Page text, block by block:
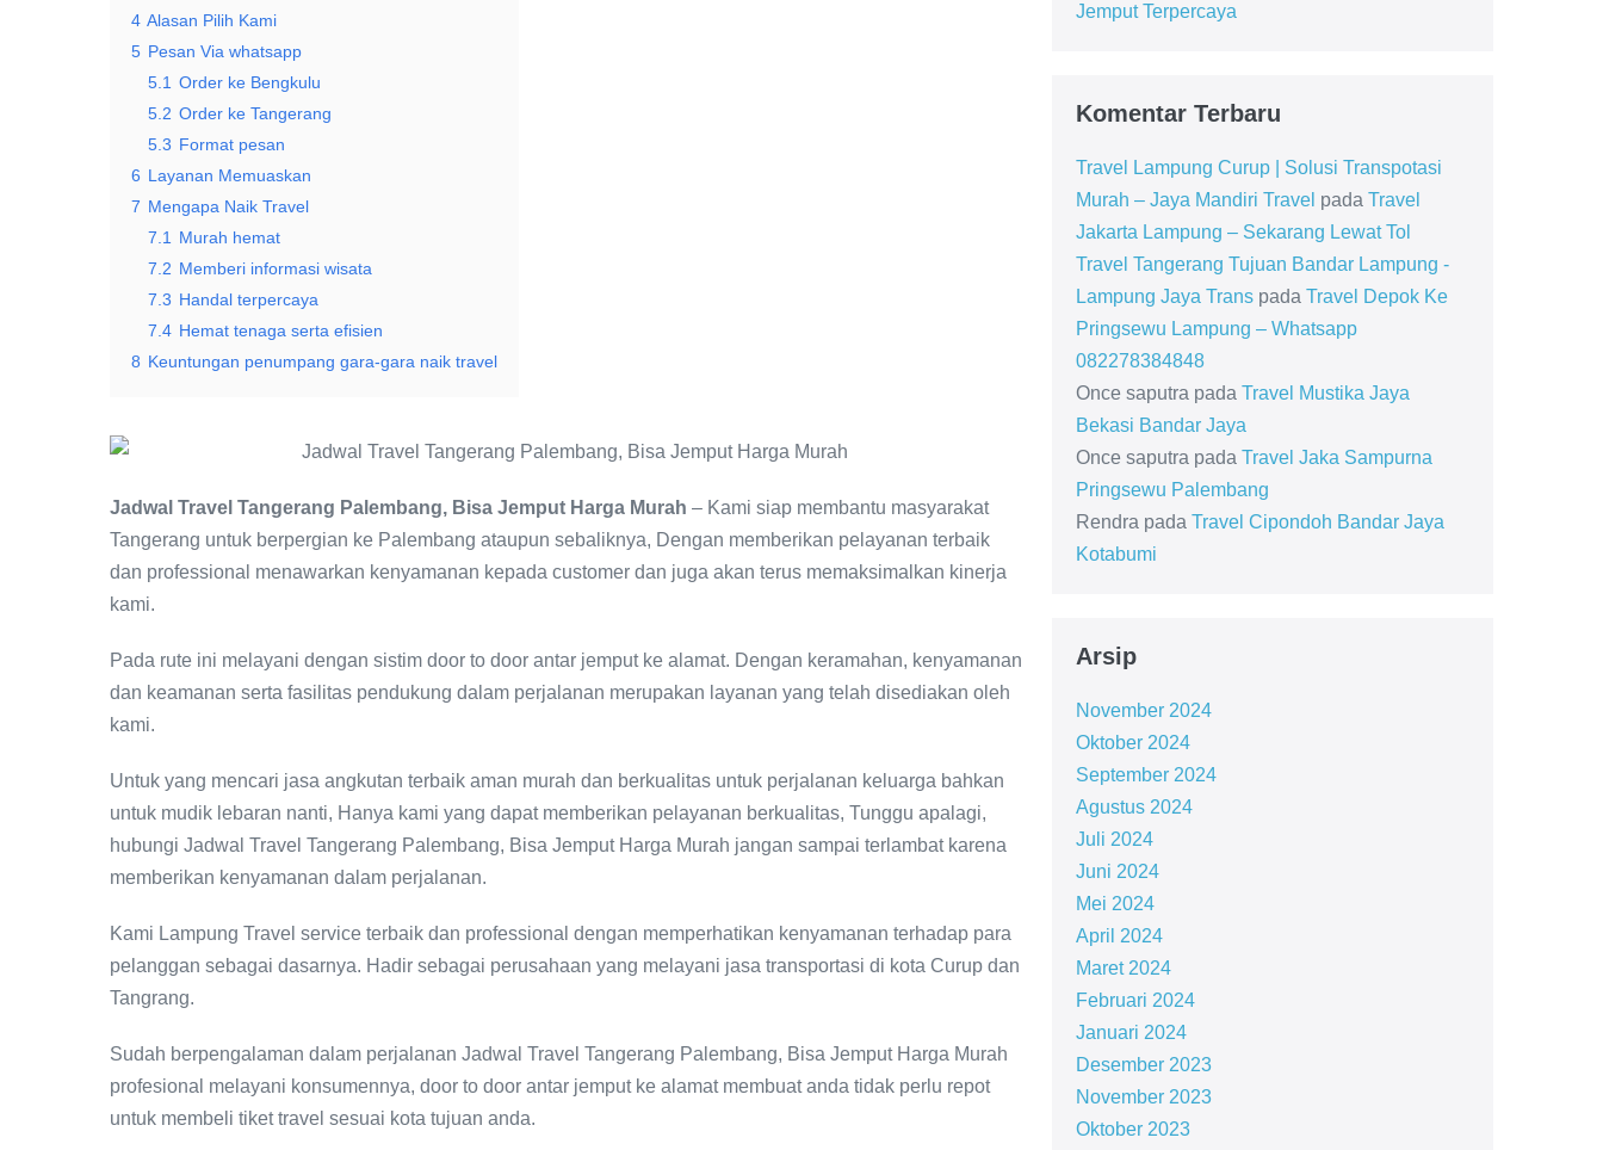
4 Alasan Pilih Kami
5 Pesan Via whatsapp
5.1 Order ke Bengkulu
5.2 Order ke Tangerang
5.3 Format pesan
6 Layanan Memuaskan
7 Mengapa Naik Travel
7.1
Murah hemat
7.2 Memberi informasi wisata
7.3 Handal terpercaya
7.4 Hemat tenaga serta efisien
8 Keuntungan penumpang gara-gara naik travel
Jadwal Travel Tangerang Palembang, Bisa Jemput Harga Murah – Kami siap membantu masyarakat
Tangerang untuk berpergian ke Palembang ataupun sebaliknya, Dengan memberikan pelayanan terbaik
dan professional menawarkan kenyamanan kepada customer dan juga akan terus memaksimalkan kinerja
kami.
Pada rute ini melayani dengan sistim door to door antar jemput ke alamat. Dengan keramahan, kenyamanan
dan keamanan serta fasilitas pendukung dalam perjalanan merupakan layanan yang telah disediakan oleh
kami.
Untuk yang mencari jasa angkutan terbaik aman murah dan berkualitas untuk perjalanan keluarga bahkan
untuk mudik lebaran nanti, Hanya kami yang dapat memberikan pelayanan berkualitas, Tunggu apalagi,
hubungi Jadwal Travel Tangerang Palembang, Bisa Jemput Harga Murah jangan sampai terlambat karena
memberikan kenyamanan dalam perjalanan.
Kami Lampung Travel service terbaik dan professional dengan memperhatikan kenyamanan terhadap para
pelanggan sebagai dasarnya. Hadir sebagai perusahaan yang melayani jasa transportasi di kota Curup dan
Tangrang.
Sudah berpengalaman dalam perjalanan Jadwal Travel Tangerang Palembang, Bisa Jemput Harga Murah
profesional melayani konsumennya, door to door antar jemput ke alamat membuat anda tidak perlu repot
untuk membeli tiket travel sesuai kota tujuan anda.
Jemput Terpercaya
Komentar Terbaru
Travel Lampung Curup | Solusi Transpotasi
Murah – Jaya Mandiri Travel pada Travel
Jakarta Lampung – Sekarang Lewat Tol
Travel Tangerang Tujuan Bandar Lampung -
Lampung Jaya Transpada Travel Depok Ke
Pringsewu Lampung – Whatsapp
082278384848
Once saputra pada Travel Mustika Jaya
Bekasi Bandar Jaya
Once saputra pada Travel Jaka Sampurna
Pringsewu Palembang
Rendra pada Travel Cipondoh Bandar Jaya
Kotabumi
Arsip
November 2024
Oktober 2024
September 2024
Agustus 2024
Juli 2024
Juni 2024
Mei 2024
April 2024
Maret 2024
Februari 2024
Januari 2024
Desember 2023
November 2023
Oktober 2023